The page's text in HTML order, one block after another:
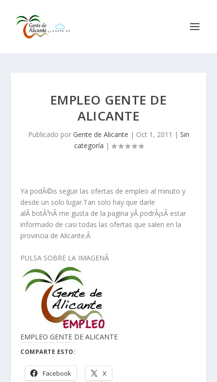
EMPLEO GENTE DE
ALICANTE
Publicado por Gente de Alicante | Oct 1, 2011 | Sin
categoría |
Ya podÃ©is seguir las ofertas de empleo al minuto y
desde un solo lugar.Tan solo hay que darle
alÂ botÃ³nÂ me gusta de la pagina yÂ podrÃ¡sÂ estar
informado de casi todas las ofertas que salen en la
provincia de Alicante.Â
PULSA SOBRE LA IMAGENÂ
EMPLEO GENTE DE ALICANTE
COMPARTE ESTO:
Facebook X